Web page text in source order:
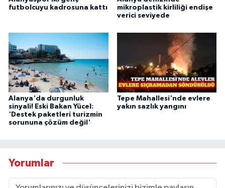
futbolcuyu kadrosuna kattı
mikroplastik kirliliği endişe
verici seviyede
Alanya'da durgunluk
sinyali! Eski Bakan Yücel:
'Destek paketleri turizmin
sorununa çözüm değil'
Tepe Mahallesi'nde evlere
yakın sazlık yangını
Yorumlar